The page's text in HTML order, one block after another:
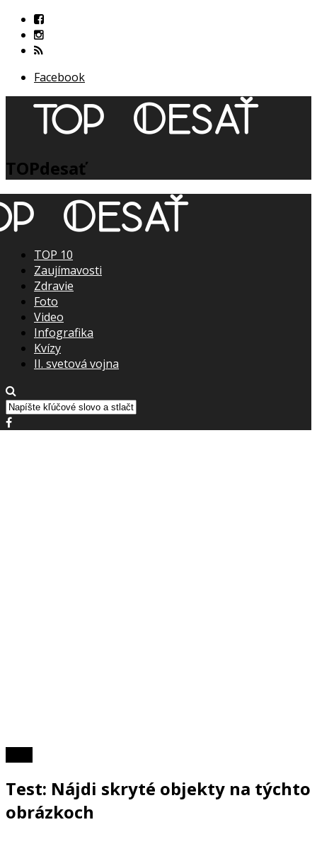
Facebook
TOPdesať
TOP 10
Zaujímavosti
Zdravie
Foto
Video
Infografika
Kvízy
II. svetová vojna
Test: Nájdi skryté objekty na týchto
obrázkoch